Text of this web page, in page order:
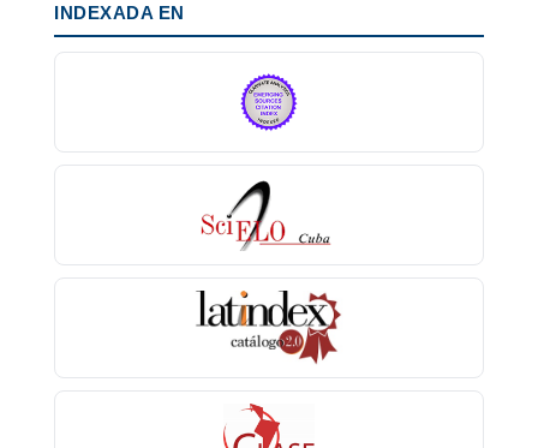
INDEXADA EN